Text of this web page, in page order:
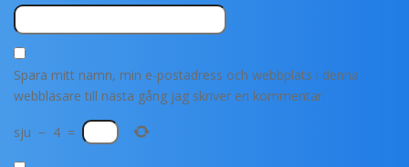
Spara mitt namn, min e-postadress och webbplats i denna
webbläsare till nästa gång jag skriver en kommentar.
sju − 4 =